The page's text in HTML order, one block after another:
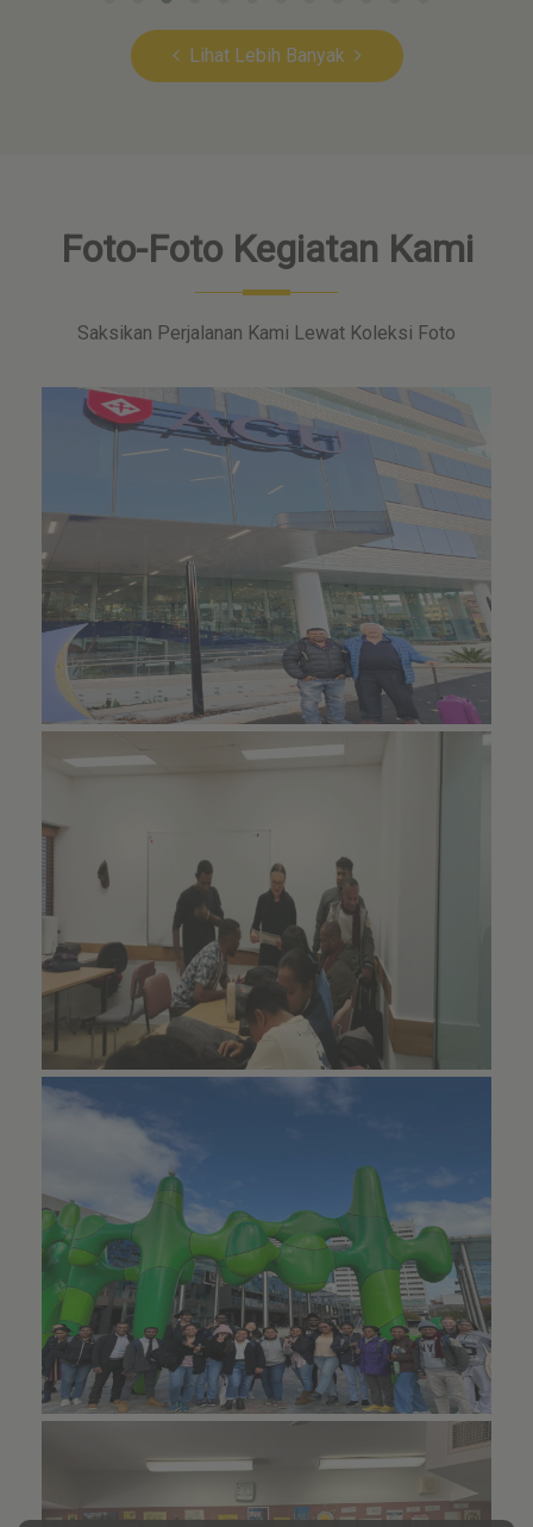
Lihat Lebih Banyak
Foto-Foto Kegiatan Kami
Saksikan Perjalanan Kami Lewat Koleksi Foto